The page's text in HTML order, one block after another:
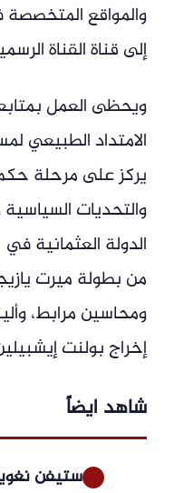
والمواقع المتخصصة
إلى قناة القناة
ويحظى العمل
الامتداد الطبيعي
يركز على مرحلة
والتحديات
الدولة العثمانية
من بطولة ميرت
ومحاسين مرابط،
إخراج بولنت
شاهد ايضاً
ستيفن